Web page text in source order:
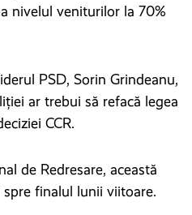
nivelul veniturilor la 70%
PSD, Sorin Grindeanu,
ar trebui să refacă legea
CCR.
de Redresare, această
finalul lunii viitoare.